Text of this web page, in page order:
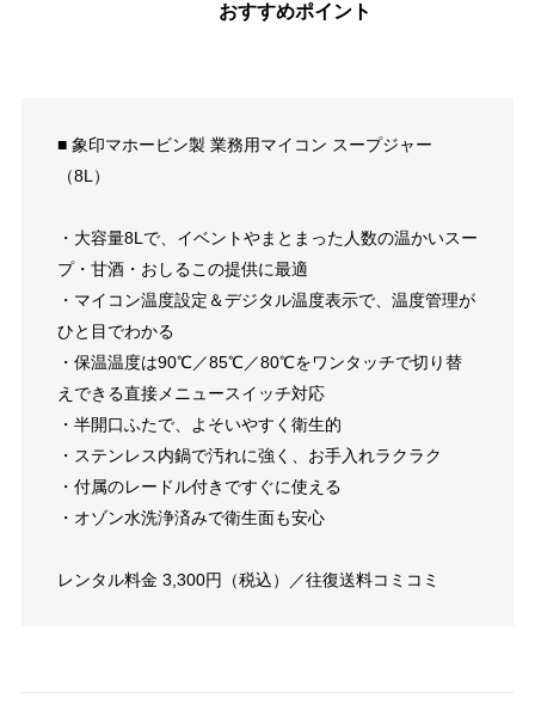
おすすめポイント
■ 象印マホービン製 業務用マイコン スープジャー
（8L）
・大容量8Lで、イベントやまとまった人数の温かいスー
プ・甘酒・おしるこの提供に最適
・マイコン温度設定＆デジタル温度表示で、温度管理が
ひと目でわかる
・保温温度は90℃／85℃／80℃をワンタッチで切り替
えできる直接メニュースイッチ対応
・半開口ふたで、よそいやすく衛生的
・ステンレス内鍋で汚れに強く、お手入れラクラク
・付属のレードル付きですぐに使える
・オゾン水洗浄済みで衛生面も安心
レンタル料金 3,300円（税込）／往復送料コミコミ